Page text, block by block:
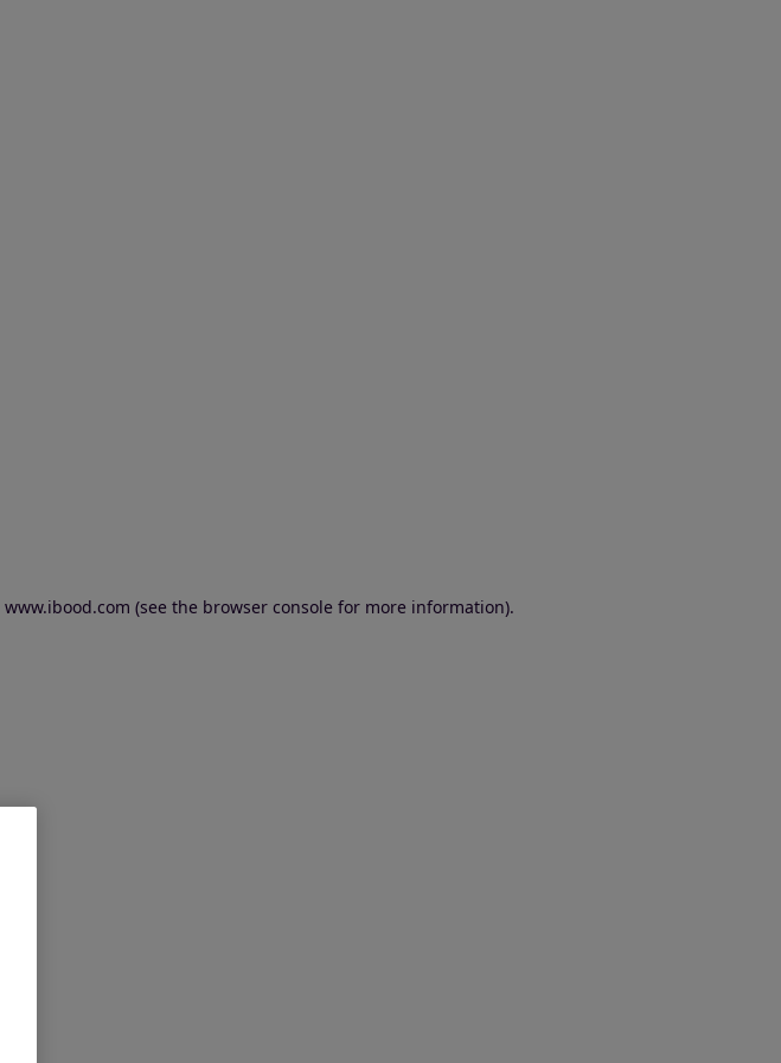
www.ibood.com (see the browser console for more information).